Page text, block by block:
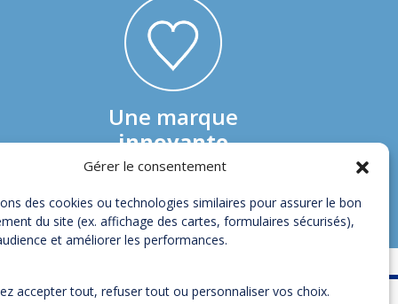
Gérer le consentement
des cookies ou technologies similaires pour assurer le bon
du site (ex. affichage des cartes, formulaires sécurisés),
et améliorer les performances.
accepter tout, refuser tout ou personnaliser vos choix.
Une marque
innovante
au service
de ses clients